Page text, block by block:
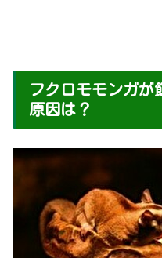
フクロモモンガが
原因は？